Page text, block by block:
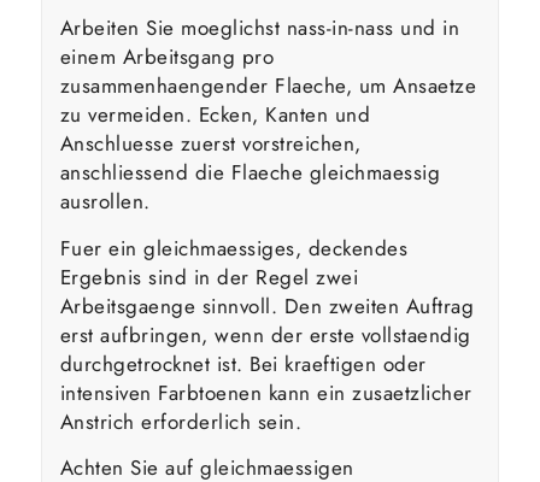
Arbeiten Sie moeglichst nass-in-nass und in
einem Arbeitsgang pro
zusammenhaengender Flaeche, um Ansaetze
zu vermeiden. Ecken, Kanten und
Anschluesse zuerst vorstreichen,
anschliessend die Flaeche gleichmaessig
ausrollen.
Fuer ein gleichmaessiges, deckendes
Ergebnis sind in der Regel zwei
Arbeitsgaenge sinnvoll. Den zweiten Auftrag
erst aufbringen, wenn der erste vollstaendig
durchgetrocknet ist. Bei kraeftigen oder
intensiven Farbtoenen kann ein zusaetzlicher
Anstrich erforderlich sein.
Achten Sie auf gleichmaessigen